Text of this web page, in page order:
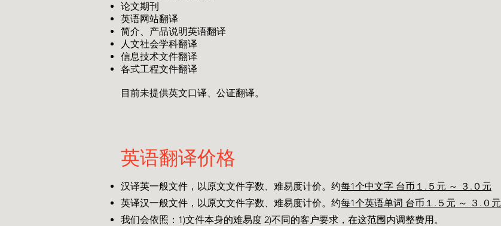
论文期刊
英语网站翻译
简介、产品说明英语翻译
人文社会学科翻译
信息技术文件翻译
各式工程文件翻译
目前未提供英文口译、公证翻译。
英语翻译价格
汉译英一般文件，以原文文件字数、难易度计价。约每1个中文字 台币１.５元 ～ ３.０元
英译汉一般文件，以原文文件字数、难易度计价。约每1个英语单词 台币１.５元 ～ ３.０元
我们会依照：1)文件本身的难易度 2)不同的客户要求，在这范围内调整费用。